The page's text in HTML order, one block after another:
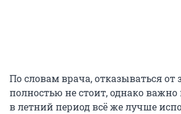
По словам врача, отказываться от
полностью не стоит, однако
в летний период всё же лучше